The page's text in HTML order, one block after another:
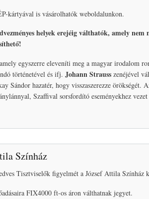
kártyával is vásárolhatók weboldalunkon.
helyek erejéig válthatók, amely
egyszerre eleveníti meg a magyar irodalom
történetével és ifj. Johann Strauss zenéjével
Sándor hazatér, hogy visszaszerezze
Szaffival sorsfordító eseményekhez
Színház
Tisztviselők figyelmét a József Attila Színház
FIX4000 ft-os áron válthatnak jegyet.